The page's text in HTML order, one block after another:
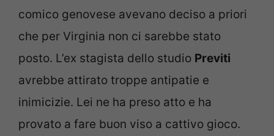
comico genovese avevano deciso a priori
che per Virginia non ci sarebbe stato
posto. L’ex stagista dello studio Previti
avrebbe attirato troppe antipatie e
inimicizie. Lei ne ha preso atto e ha
provato a fare buon viso a cattivo gioco.